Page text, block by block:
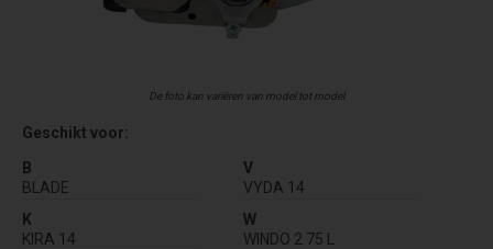
De foto kan variëren van model tot model
Geschikt voor:
B
BLADE
K
KIRA 14
V
VYDA 14
W
WINDO 2 75 L